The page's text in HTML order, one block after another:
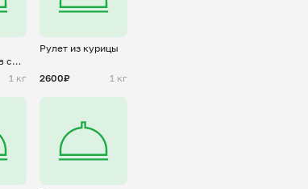
с
1 кг
Рулет из курицы
2600₽ 1 кг